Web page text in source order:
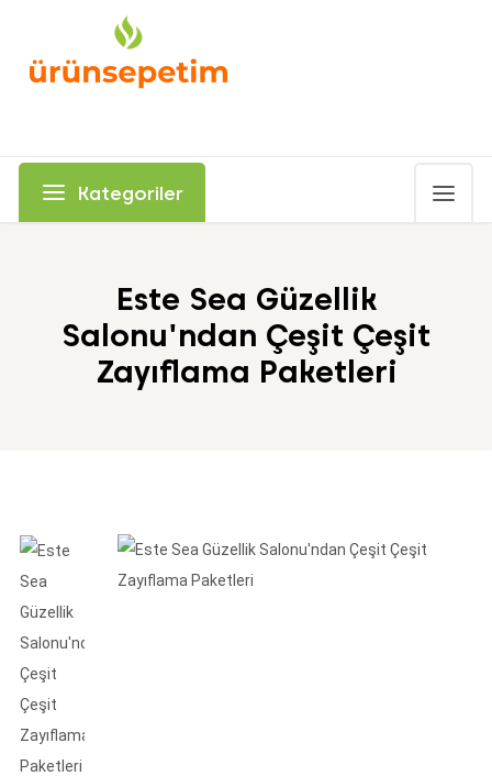
Kategoriler
Este Sea Güzellik
Salonu'ndan Çeşit Çeşit
Zayıflama Paketleri